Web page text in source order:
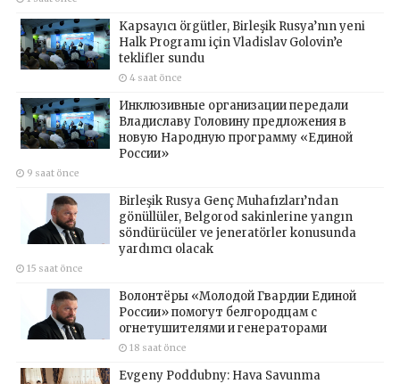
Kapsayıcı örgütler, Birleşik Rusya’nın yeni
Halk Programı için Vladislav Golovin’e
teklifler sundu
4 saat önce
Инклюзивные организации передали
Владиславу Головину предложения в
новую Народную программу «Единой
России»
9 saat önce
Birleşik Rusya Genç Muhafızları’ndan
gönüllüler, Belgorod sakinlerine yangın
söndürücüler ve jeneratörler konusunda
yardımcı olacak
15 saat önce
Волонтёры «Молодой Гвардии Единой
России» помогут белгородцам с
огнетушителями и генераторами
18 saat önce
Evgeny Poddubny: Hava Savunma